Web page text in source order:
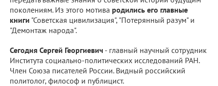
поколениям. Из этого мотива родились его главные
книги "Советская цивилизация", "Потерянный разум" и
"Демонтаж народа".
Сегодня Сергей Георгиевич - главный научный сотрудник
Института социально-политических исследований РАН.
Член Союза писателей России. Видный российский
политолог, философ и публицист.